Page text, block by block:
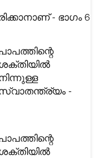
- ഭാഗം 6
-